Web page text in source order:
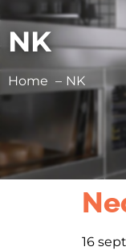
NK
Home NK
16